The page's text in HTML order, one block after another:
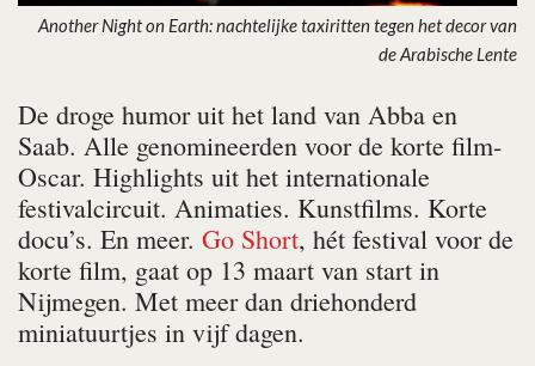
Another Night on Earth: nachtelijke taxiritten tegen het decor van
de Arabische Lente
De droge humor uit het land van Abba en
Saab. Alle genomineerden voor de korte film-
Oscar. Highlights uit het internationale
festivalcircuit. Animaties. Kunstfilms. Korte
docu’s. En meer. Go Short, hét festival voor de
korte film, gaat op 13 maart van start in
Nijmegen. Met meer dan driehonderd
miniatuurtjes in vijf dagen.